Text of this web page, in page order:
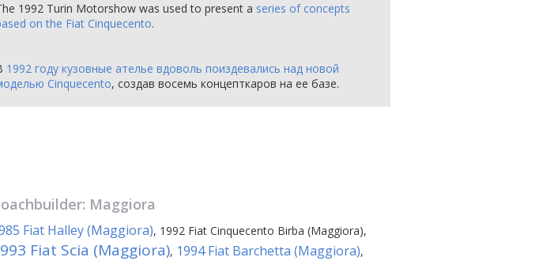
1992 Turin Motorshow was used to present a series of concepts
on the Fiat Cinquecento.
1992 году кузовные ателье вдоволь поиздевались над новой
Cinquecento, создав восемь концепткаров на ее базе.
Maggiora
Fiat Halley (Maggiora), 1992 Fiat Cinquecento Birba (Maggiora),
Fiat Scia (Maggiora), 1994 Fiat Barchetta (Maggiora),